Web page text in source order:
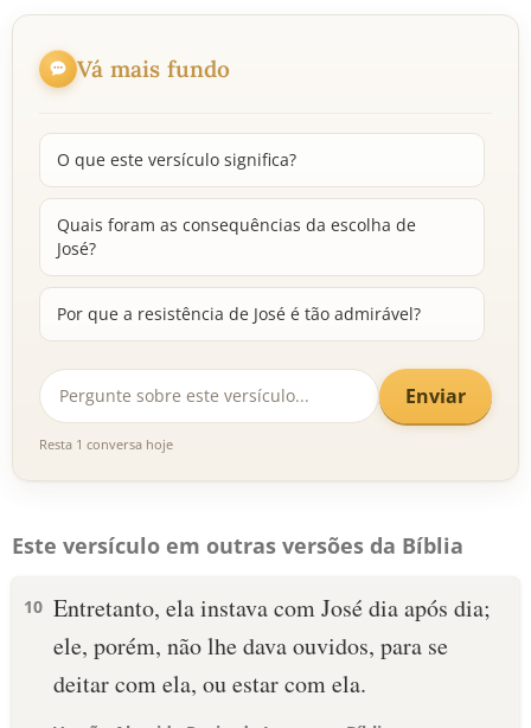
Vá mais fundo
O que este versículo significa?
Quais foram as consequências da escolha de
José?
Por que a resistência de José é tão admirável?
Enviar
Resta 1 conversa hoje
Este versículo em outras versões da Bíblia
10 Entretanto, ela instava com José dia após dia;
ele, porém, não lhe dava ouvidos, para se
deitar com ela, ou estar com ela.